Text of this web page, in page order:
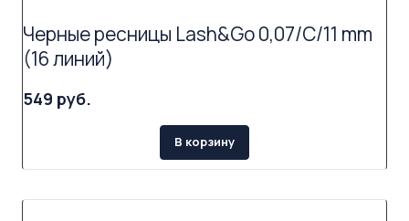
Черные ресницы Lash&Go 0,07/C/11 mm
(16 линий)
549 руб.
В корзину